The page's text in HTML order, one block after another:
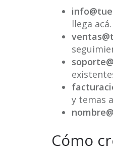
llega acá.
y temas
Cómo